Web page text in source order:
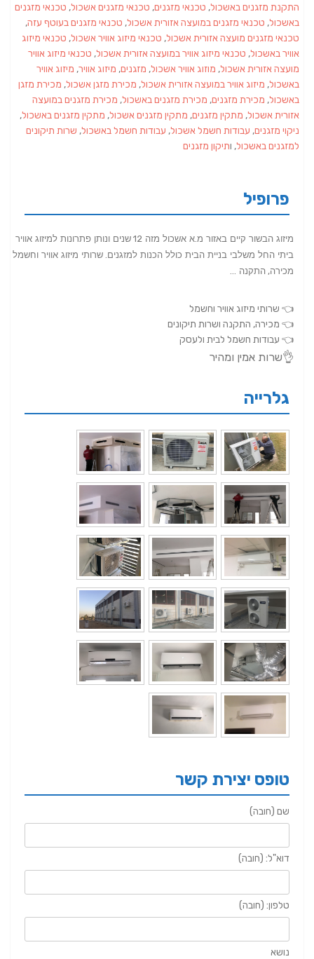
התקנת מזגנים באשכול, טכנאי מזגנים, טכנאי מזגנים אשכול, טכנאי מזגנים
באשכול, טכנאי מזגנים במועצה אזורית אשכול, טכנאי מזגנים בעוטף עזה,
טכנאי מזגנים מועצה אזורית אשכול, טכנאי מיזוג אוויר אשכול, טכנאי מיזוג
אוויר באשכול, טכנאי מיזוג אוויר במועצה אזורית אשכול, טכנאי מיזוג אוויר
מועצה אזורית אשכול, מוזוג אוויר אשכול, מזגנים, מיזוג אוויר, מיזוג אוויר
באשכול, מיזוג אוויר במועצה אזורית אשכול, מכירת מזגן אשכול, מכירת מזגן
באשכול, מכירת מזגנים, מכירת מזגנים באשכול, מכירת מזגנים במועצה
אזורית אשכול, מתקין מזגנים, מתקין מזגנים אשכול, מתקין מזגנים באשכול,
ניקוי מזגנים, עבודות חשמל אשכול, עבודות חשמל באשכול, שרות תיקונים
למזגנים באשכול, ותיקון מזגנים
פרופיל
מיזוג הבשור קיים באזור מ .א אשכול מזה 12 שנים ונותן פתרונות למיזוג אוויר
ביתי החל משלבי בניית הבית כולל הכנות למזגנים .שרותי מיזוג אוויר וחשמל
מכירה,התקנה
👈 שרותי מיזוג אוויר וחשמל
👈 מכירה, התקנה ושרות תיקונים
👈 עבודות חשמל לבית ולעסק
👌שרות אמין ומהיר
גלרייה
טופס יצירת קשר
שם (חובה)
דוא"ל: (חובה)
טלפון: (חובה)
נושא